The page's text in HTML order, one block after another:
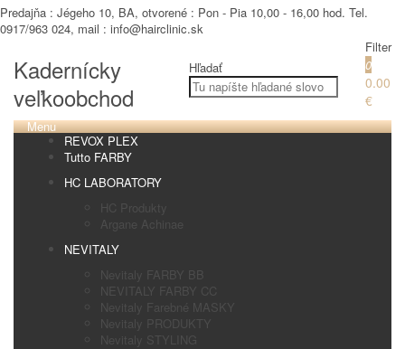
Predajňa : Jégeho 10, BA, otvorené : Pon - Pia 10,00 - 16,00 hod. Tel.
0917/963 024, mail : info@hairclinic.sk
Kadernícky
veľkoobchod
Hľadať
Filter
0
0.00
€
Menu
REVOX PLEX
Tutto FARBY
HC LABORATORY
HC Produkty
Argane Achinae
NEVITALY
Nevitaly FARBY BB
NEVITALY FARBY CC
Nevitaly Farebné MASKY
Nevitaly PRODUKTY
Nevitaly STYLING